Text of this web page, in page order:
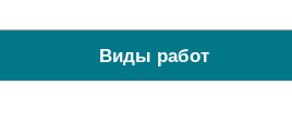
Виды работ